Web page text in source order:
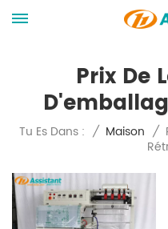
Prix De
Tu Es Dans : / Maison /